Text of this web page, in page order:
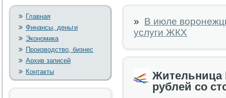
Главная
Финансы, деньги
Экономика
Производство, бизнес
Архив записей
Контакты
» В июле
услуги ЖКХ
Жительница
рублей со